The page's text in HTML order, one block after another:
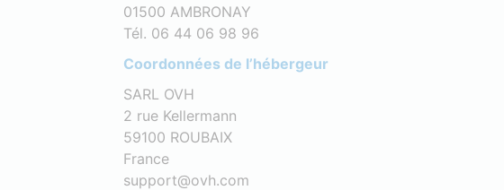
01500 AMBRONAY
Tél. 06 44 06 98 96
Coordonnées de l’hébergeur
SARL OVH
2 rue Kellermann
59100 ROUBAIX
France
support@ovh.com